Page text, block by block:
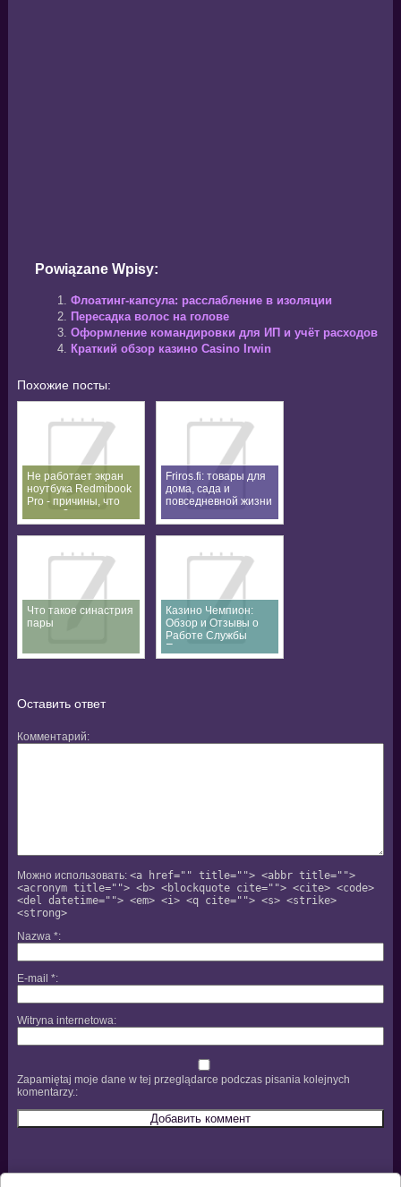
Powiązane Wpisy:
Флоатинг-капсула: расслабление в изоляции
Пересадка волос на голове
Оформление командировки для ИП и учёт расходов
Краткий обзор казино Casino Irwin
Похожие посты:
Не работает экран
ноутбука Redmibook
Pro - причины, что
делать?
Friros.fi: товары для
дома, сада и
повседневной жизни
Что такое синастрия
пары
Казино Чемпион:
Обзор и Отзывы о
Работе Службы
Поддержки
Оставить ответ
Комментарий
Можно использовать: <a href="" title=""> <abbr title="">
<acronym title=""> <b> <blockquote cite=""> <cite> <code>
<del datetime=""> <em> <i> <q cite=""> <s> <strike>
<strong>
Nazwa *
E-mail *
Witryna internetowa
Zapamiętaj moje dane w tej przeglądarce podczas pisania kolejnych
komentarzy.